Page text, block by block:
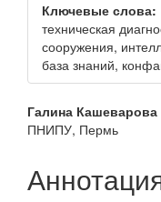
Ключевые слова:
техническая
сооружения,
база знаний,
Основное
статьи
Галина Кашеварова
ПНИПУ, Пермь